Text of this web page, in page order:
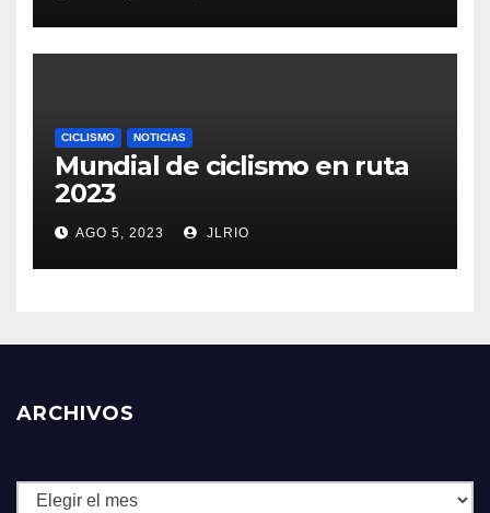
CICLISMO NOTICIAS
Mundial de ciclismo en ruta
2023
AGO 5, 2023 JLRIO
ARCHIVOS
Archivos